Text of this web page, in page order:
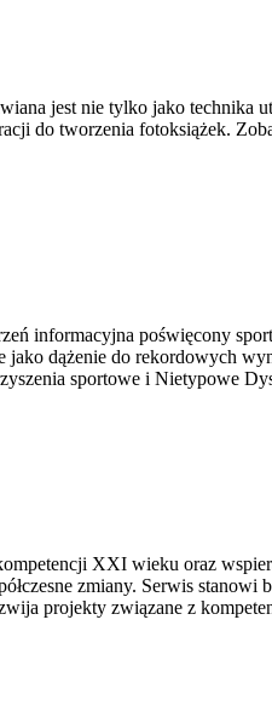
jest nie tylko jako technika
do tworzenia fotoksiążek.
informacyjna poświęcony
jako dążenie do rekordowych
sportowe i Nietypowe
XXI wieku oraz
zmiany. Serwis
projekty związane z